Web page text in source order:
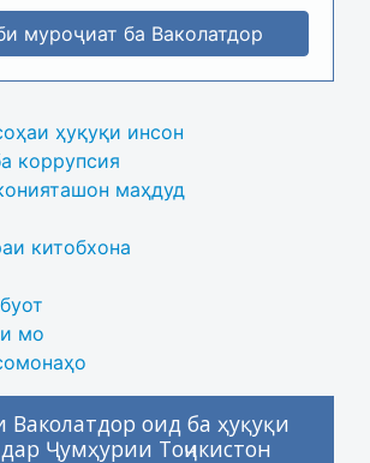
муроҷиат ба Ваколатдор
ҳуқуқи инсон
коррупсия
маҳдуд
китобхона
мо
Ваколатдор оид ба ҳуқуқи
Ҷумҳурии Тоҷикистон